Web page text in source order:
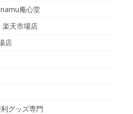
庵心堂
楽天市場店
店
グッズ専門